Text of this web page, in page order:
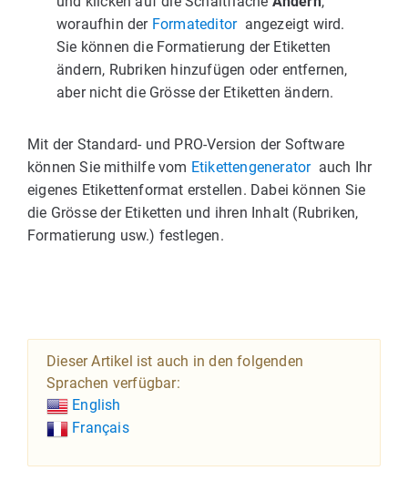
woraufhin der Formateditorangezeigt wird.
Sie können die Formatierung der Etiketten
ändern, Rubriken hinzufügen oder entfernen,
aber nicht die Grösse der Etiketten ändern.
Mit der Standard- und PRO-Version der Software
können Sie mithilfe vom Etikettengeneratorauch Ihr
eigenes Etikettenformat erstellen. Dabei können Sie
die Grösse der Etiketten und ihren Inhalt (Rubriken,
Formatierung usw.) festlegen.
Dieser Artikel ist auch in den folgenden
Sprachen verfügbar:
English
Français